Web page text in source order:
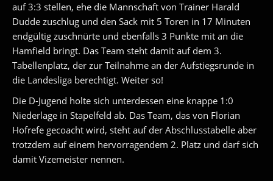
auf 3:3 stellen, ehe die Mannschaft von Trainer Harald
Dudde zuschlug und den Sack mit 5 Toren in 17 Minuten
endgültig zuschnürte und ebenfalls 3 Punkte mit an die
Hamfield bringt. Das Team steht damit auf dem 3.
Tabellenplatz, der zur Teilnahme an der Aufstiegsrunde in
die Landesliga berechtigt. Weiter so!
Die D-Jugend holte sich unterdessen eine knappe 1:0
Niederlage in Stapelfeld ab. Das Team, das von Florian
Hofrefe gecoacht wird, steht auf der Abschlusstabelle aber
trotzdem auf einem hervorragendem 2. Platz und darf sich
damit Vizemeister nennen.